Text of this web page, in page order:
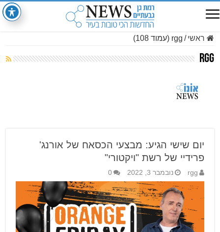
ראשי / rgg (עמוד 108)
rgg
יום שישי הגיע: מבצעי הכסאח של אורנג'
פרידיי של רשת "ויקטורי"
rgg נובמבר 3, 2022 0